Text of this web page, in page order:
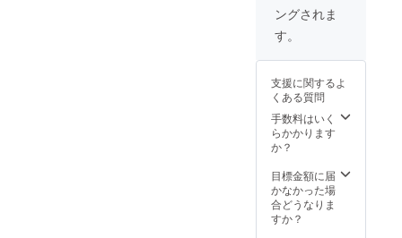
ングされま
す。
支援に関するよ
くある質問
手数料はいく
らかかります
か？
目標金額に届
かなかった場
合どうなりま
すか？